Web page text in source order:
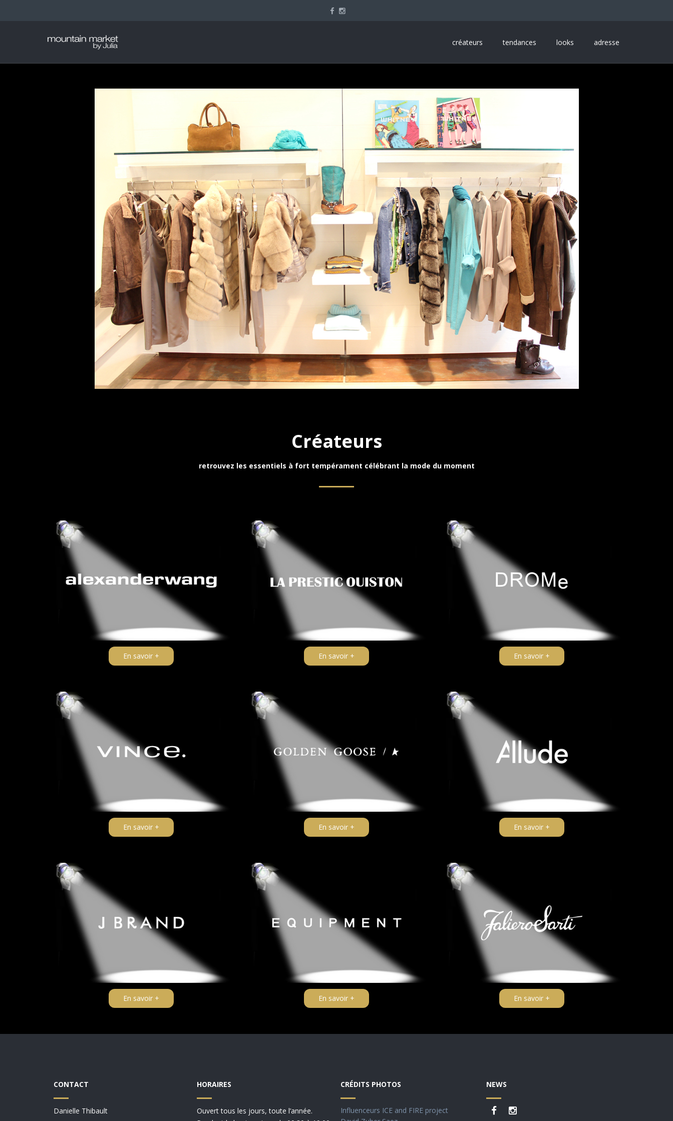
créateurs tendances looks adresse
Créateurs
retrouvez les essentiels à fort tempérament célébrant la mode du moment
En savoir + En savoir + En savoir +
En savoir + En savoir + En savoir +
En savoir + En savoir + En savoir +
CONTACT
Danielle Thibault
HORAIRES
Ouvert tous les jours, toute l’année.
CRÉDITS PHOTOS
Influenceurs ICE and FIRE project
NEWS